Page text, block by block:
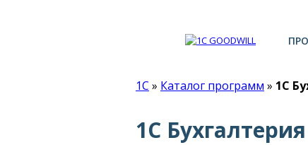
1С » Каталог программ » 1С
1С